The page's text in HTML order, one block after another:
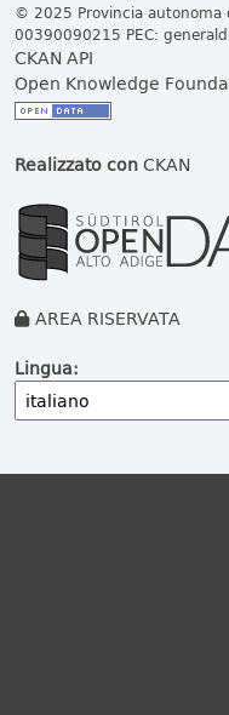
© 2025 Provincia autonoma
00390090215 PEC:
CKAN API
Open Knowledge
Realizzato conCKAN
AREA RISERVATA
Lingua